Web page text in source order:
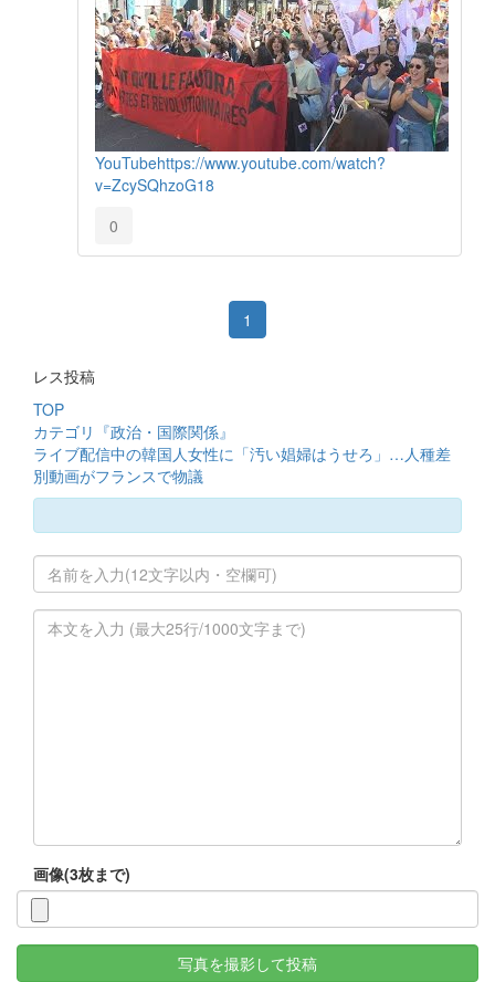
YouTubehttps://www.youtube.com/watch?
v=ZcySQhzoG18
0
1
レス投稿
TOP
カテゴリ『政治・国際関係』
ライブ配信中の韓国人女性に「汚い娼婦はうせろ」…人種差
別動画がフランスで物議
画像(3枚まで)
写真を撮影して投稿